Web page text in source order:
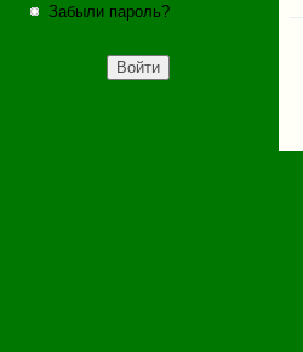
Забыли пароль?